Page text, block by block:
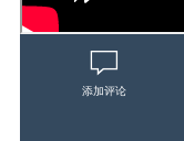
添加评论